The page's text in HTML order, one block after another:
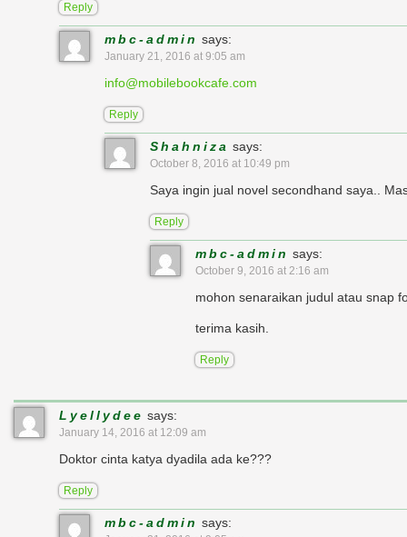
Reply
mbc-admin says:
January 21, 2016 at 9:05 am
info@mobilebookcafe.com
Reply
Shahniza says:
October 8, 2016 at 10:49 pm
Saya ingin jual novel secondhand saya..
Reply
mbc-admin says:
October 9, 2016 at 2:16 am
mohon senaraikan judul atau snap
terima kasih.
Reply
Lyellydee says:
January 14, 2016 at 12:09 am
Doktor cinta katya dyadila ada ke???
Reply
mbc-admin says: